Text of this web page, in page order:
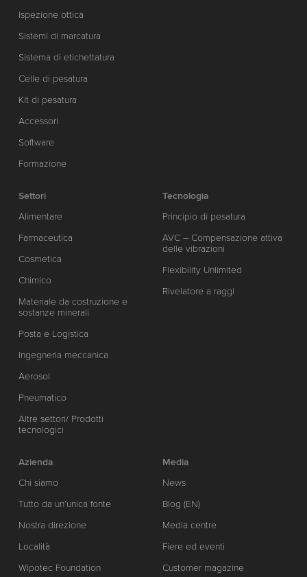
Ispezione ottica
Sistemi di marcatura
Sistema di etichettatura
Celle di pesatura
Kit di pesatura
Accessori
Software
Formazione
Settori
Alimentare
Farmaceutica
Cosmetica
Chimico
Materiale da costruzione e
sostanze minerali
Posta e Logistica
Ingegneria meccanica
Aerosol
Pneumatico
Altre settori/ Prodotti
tecnologici
Tecnologia
Principio di pesatura
AVC – Compensazione attiva
delle vibrazioni
Flexibility Unlimited
Rivelatore a raggi
Azienda
Chi siamo
Tutto da un’unica fonte
Nostra direzione
Località
Wipotec Foundation
Media
News
Blog (EN)
Media centre
Fiere ed eventi
Customer magazine